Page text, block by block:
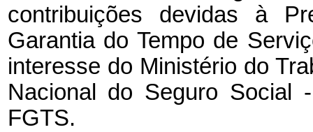
contribuições devidas à
Garantia do Tempo de
interesse do Ministério do
Nacional do Seguro Social
FGTS.